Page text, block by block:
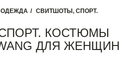
ОДЕЖДА
СВИТШОТЫ, СПОРТ.
КОСТЮМЫ
ДЛЯ ЖЕНЩИН